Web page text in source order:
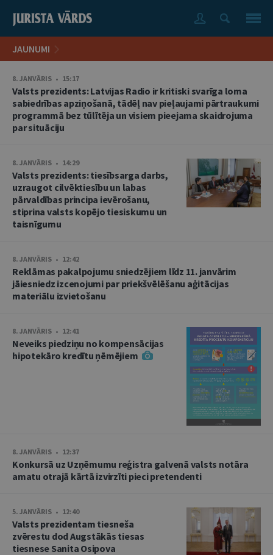
JAUNUMI
8. JANVĀRIS • 15:17
Valsts prezidents: Latvijas Radio ir kritiski svarīga loma
sabiedrības apziņošanā, tādēļ nav pieļaujami pārtraukumi
programmā bez tūlītēja un visiem pieejama skaidrojuma
par situāciju
8. JANVĀRIS • 14:29
Valsts prezidents: tiesībsarga darbs,
uzraugot cilvēktiesību un labas
pārvaldības principa ievērošanu,
stiprina valsts kopējo tiesiskumu un
taisnīgumu
8. JANVĀRIS • 12:42
Reklāmas pakalpojumu sniedzējiem līdz 11. janvārim
jāiesniedz izcenojumi par priekšvēlēšanu aģitācijas
materiālu izvietošanu
8. JANVĀRIS • 12:41
Neveiks piedziņu no kompensācijas
hipotekāro kredītu ņēmējiem
8. JANVĀRIS • 12:37
Konkursā uz Uzņēmumu reģistra galvenā valsts notāra
amatu otrajā kārtā izvirzīti pieci pretendenti
5. JANVĀRIS • 12:40
Valsts prezidentam tiesneša
zvērestu dod Augstākās tiesas
tiesnese Sanita Osipova